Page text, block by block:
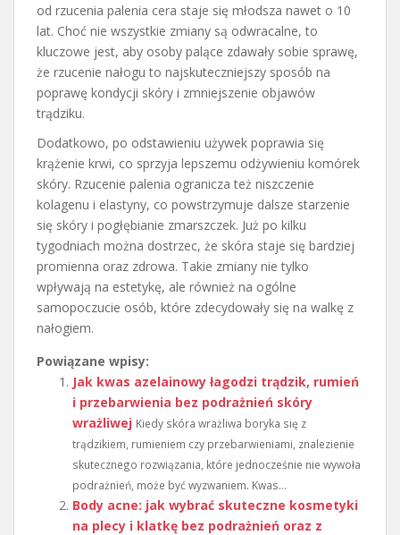
od rzucenia palenia cera staje się młodsza nawet o 10
lat. Choć nie wszystkie zmiany są odwracalne, to
kluczowe jest, aby osoby palące zdawały sobie sprawę,
że rzucenie nałogu to najskuteczniejszy sposób na
poprawę kondycji skóry i zmniejszenie objawów
trądziku.
Dodatkowo, po odstawieniu używek poprawia się
krążenie krwi, co sprzyja lepszemu odżywieniu komórek
skóry. Rzucenie palenia ogranicza też niszczenie
kolagenu i elastyny, co powstrzymuje dalsze starzenie
się skóry i pogłębianie zmarszczek. Już po kilku
tygodniach można dostrzec, że skóra staje się bardziej
promienna oraz zdrowa. Takie zmiany nie tylko
wpływają na estetykę, ale również na ogólne
samopoczucie osób, które zdecydowały się na walkę z
nałogiem.
Powiązane wpisy:
Jak kwas azelainowy łagodzi trądzik, rumień
i przebarwienia bez podrażnień skóry
wrażliwej Kiedy skóra wrażliwa boryka się z
trądzikiem, rumieniem czy przebarwieniami, znalezienie
skutecznego rozwiązania, które jednocześnie nie wywoła
podrażnień, może być wyzwaniem. Kwas...
Body acne: jak wybrać skuteczne kosmetyki
na plecy i klatkę bez podrażnień oraz z